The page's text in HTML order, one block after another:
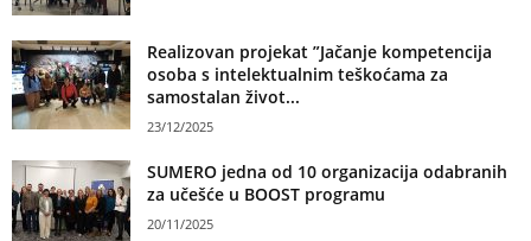
Realizovan projekat ”Jačanje kompetencija
osoba s intelektualnim teškoćama za
samostalan život...
23/12/2025
SUMERO jedna od 10 organizacija odabranih
za učešće u BOOST programu
20/11/2025